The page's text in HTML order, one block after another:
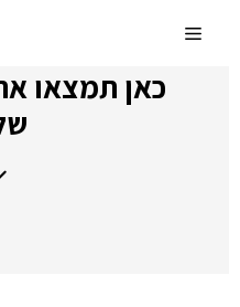
לתוכןMenu
כאן תמצאו